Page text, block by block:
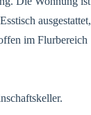
ausgestattet,
im Flurbereich